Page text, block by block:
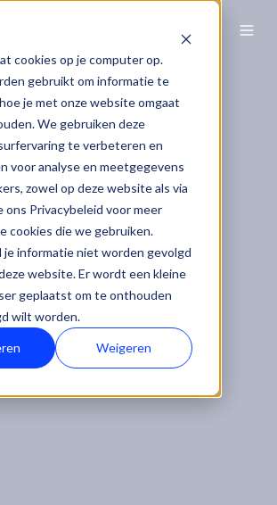
cookies op je computer op.
gebruikt om informatie te
je met onze website omgaat
We gebruiken deze
te verbeteren en
voor analyse en meetgegevens
zowel op deze website als via
ons Privacybeleid voor meer
cookies die we gebruiken.
je informatie niet worden gevolgd
website. Er wordt een kleine
geplaatst om te onthouden
wilt worden.
Weigeren